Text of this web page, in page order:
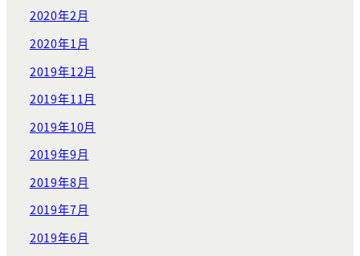
2020年2月
2020年1月
2019年12月
2019年11月
2019年10月
2019年9月
2019年8月
2019年7月
2019年6月